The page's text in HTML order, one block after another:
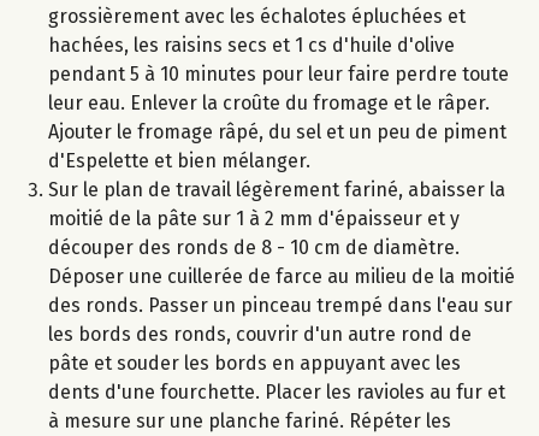
grossièrement avec les échalotes épluchées et
hachées, les raisins secs et 1 cs d'huile d'olive
pendant 5 à 10 minutes pour leur faire perdre toute
leur eau. Enlever la croûte du fromage et le râper.
Ajouter le fromage râpé, du sel et un peu de piment
d'Espelette et bien mélanger.
Sur le plan de travail légèrement fariné, abaisser la
moitié de la pâte sur 1 à 2 mm d'épaisseur et y
découper des ronds de 8 - 10 cm de diamètre.
Déposer une cuillerée de farce au milieu de la moitié
des ronds. Passer un pinceau trempé dans l'eau sur
les bords des ronds, couvrir d'un autre rond de
pâte et souder les bords en appuyant avec les
dents d'une fourchette. Placer les ravioles au fur et
à mesure sur une planche fariné. Répéter les